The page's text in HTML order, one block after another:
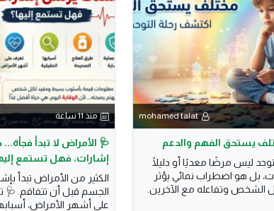
mohamed talat
يستحق الفهم والدعم
ليس مرضًا معديًا أو دليلًا
بل هو اضطراب نمائي يؤثر
الشخص وتفاعله مع الآخرين.
منذ 11 ساعة
🩺 الأمراض لا تبدأ
إشارات، فهل تستمع
الكثير من الأمراض تبدأ
الجسم قبل أن تتفاقم. 🩺
على أشهر الأمراض،